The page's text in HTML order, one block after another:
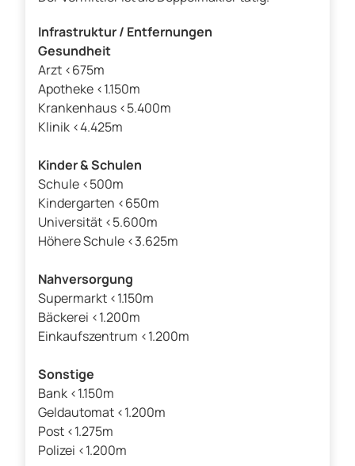
Infrastruktur / Entfernungen
Gesundheit
Arzt <675m
Apotheke <1.150m
Krankenhaus <5.400m
Klinik <4.425m
Kinder & Schulen
Schule <500m
Kindergarten <650m
Universität <5.600m
Höhere Schule <3.625m
Nahversorgung
Supermarkt <1.150m
Bäckerei <1.200m
Einkaufszentrum <1.200m
Sonstige
Bank <1.150m
Geldautomat <1.200m
Post <1.275m
Polizei <1.200m